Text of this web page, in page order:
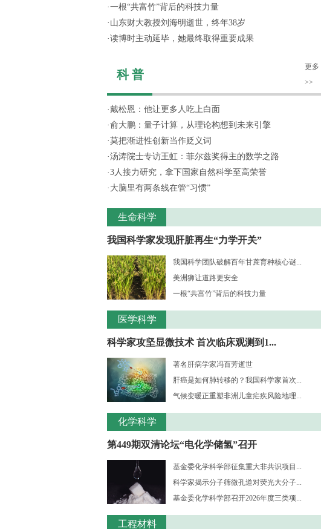
·一根“共富竹”背后的科技力量
· 山东财大教授刘海明逝世，终年38岁
·读博时主动延毕，她最终取得重要成果
科 普
更多
>>
·戴松恩：他让更多人吃上白面
·俞大鹏：量子计算，从理论构想到未来引擎
·莫把渐进性创新当作贬义词
·汤涛院士专访王虹：菲尔兹奖得主的数学之路
·3人接力研究，拿下国家自然科学至高荣誉
· 大脑里有两条线在管“习惯”
生命科学
我国科学家发现肝脏再生“力学开关”
我国科学团队破解百年甘蔗育种核心谜...
美洲狮让道路更安全
一根“共富竹”背后的科技力量
医学科学
科学家攻坚显微技术 首次临床观测到1...
著名肝病学家冯百芳逝世
肝癌是如何肺转移的？我国科学家首次...
气候变暖正重塑非洲儿童疟疾风险地理...
化学科学
第449期双清论坛“电化学储氢”召开
基金委化学科学部征集重大非共识项目...
科学家揭示分子筛微孔道对荧光大分子...
基金委化学科学部召开2026年度三类项...
工程材料